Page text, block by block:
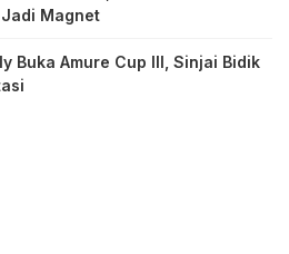
Magnet
Buka Amure Cup III, Sinjai Bidik